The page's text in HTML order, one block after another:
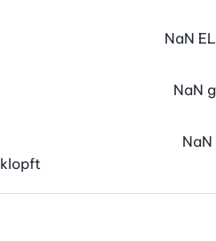
NaN EL
NaN g
NaN